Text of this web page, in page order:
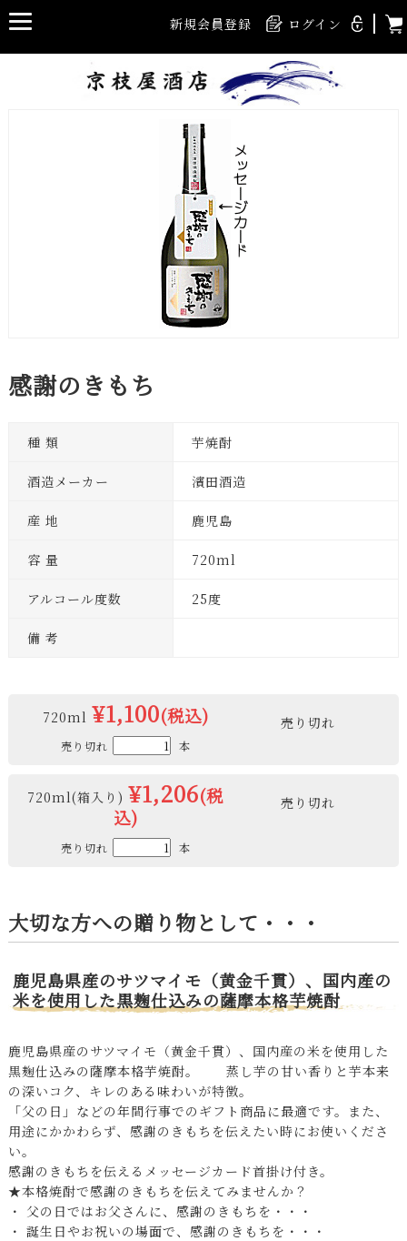
ログイン
新規会員登録
感謝のきもち
種 類 芋焼酎
酒造メーカー 濱田酒造
産 地 鹿児島
容 量 720ml
アルコール度数 25度
備 考
720ml ¥1,100(税込)
売り切れ 本
売り切れ
720ml(箱入り) ¥1,206(税
込)
売り切れ 本
売り切れ
大切な方への贈り物として・・・
鹿児島県産のサツマイモ（黄金千貫）、国内産の
米を使用した黒麹仕込みの薩摩本格芋焼酎
鹿児島県産のサツマイモ（黄金千貫）、国内産の米を使用した
黒麹仕込みの薩摩本格芋焼酎。 蒸し芋の甘い香りと芋本来
の深いコク、キレのある味わいが特徴。
「父の日」などの年間行事でのギフト商品に最適です。また、
用途にかかわらず、感謝のきもちを伝えたい時にお使いくださ
い。
感謝のきもちを伝えるメッセージカード首掛け付き。
★本格焼酎で感謝のきもちを伝えてみませんか？
・ 父の日ではお父さんに、感謝のきもちを・・・
・ 誕生日やお祝いの場面で、感謝のきもちを・・・